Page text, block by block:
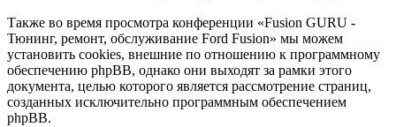
Также во время просмотра конференции «Fusion GURU -
Тюнинг, ремонт, обслуживание Ford Fusion» мы можем
установить cookies, внешние по отношению к программному
обеспечению phpBB, однако они выходят за рамки этого
документа, целью которого является рассмотрение страниц,
созданных исключительно программным обеспечением
phpBB.